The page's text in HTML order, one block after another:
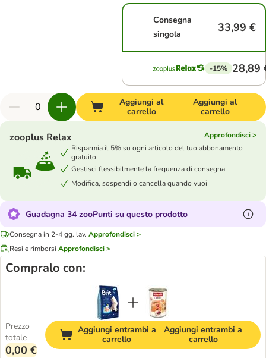
Consegna
singola
33,99 €
-15% 28,89
Aggiungi al
carrello
Aggiungi al
carrello
zooplus Relax
Approfondisci >
Risparmia il 5% su ogni articolo del tuo abbonamento
gratuito
Gestisci flessibilmente la frequenza di consegna
Modifica, sospendi o cancella quando vuoi
Guadagna 34 zooPunti su questo prodotto
Consegna in 2-4 gg. lav. Approfondisci >
Resi e rimborsi Approfondisci >
Compralo con:
Prezzo
totale
0,00 €
Aggiungi entrambi a
carrello
Aggiungi entrambi a
carrello